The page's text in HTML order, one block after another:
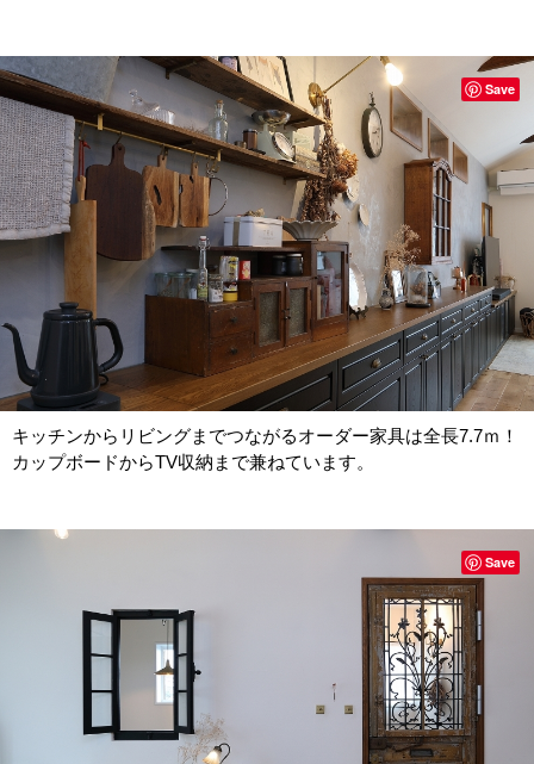
キッチンからリビングまでつながるオーダー家具は全長7.7ｍ！
カップボードからTV収納まで兼ねています。
Save
Save